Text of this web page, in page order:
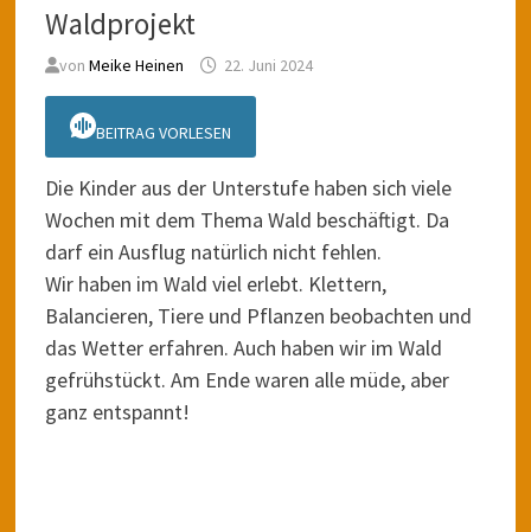
Waldprojekt
von Meike Heinen 22. Juni 2024
BEITRAG VORLESEN
Die Kinder aus der Unterstufe haben sich viele
Wochen mit dem Thema Wald beschäftigt. Da
darf ein Ausflug natürlich nicht fehlen.
Wir haben im Wald viel erlebt. Klettern,
Balancieren, Tiere und Pflanzen beobachten und
das Wetter erfahren. Auch haben wir im Wald
gefrühstückt. Am Ende waren alle müde, aber
ganz entspannt!